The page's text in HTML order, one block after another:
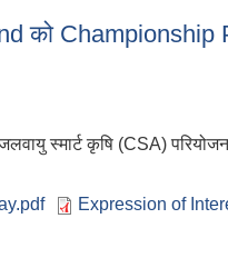
को Championship
स्मार्ट कृषि (CSA)
Expression of